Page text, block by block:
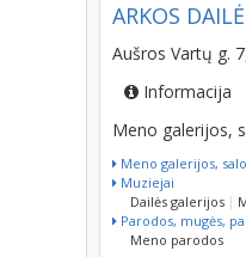
ARKOS
Aušros Vartų g.
Informacija
Meno galerijos,
Meno galerijos,
Muziejai
Dailės galerijos
Parodos, mugės,
Meno parodos